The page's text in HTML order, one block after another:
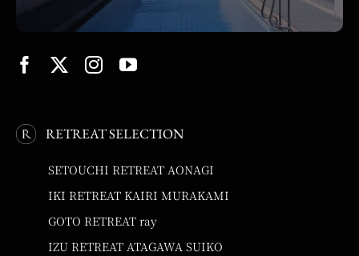
RETREAT SELECTION
SETOUCHI RETREAT AONAGI
IKI RETREAT KAIRI MURAKAMI
GOTO RETREAT ray
IZU RETREAT ATAGAWA SUIKO